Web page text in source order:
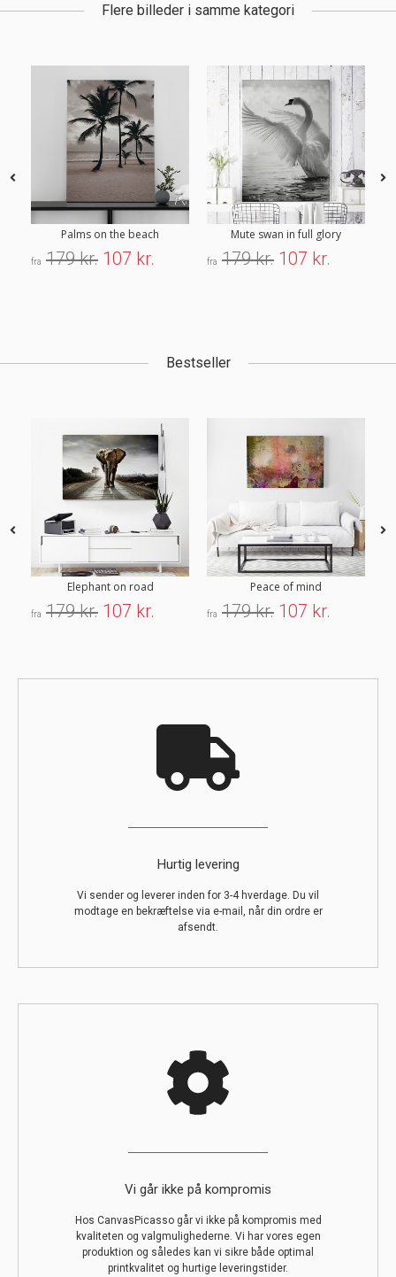
Flere billeder i samme kategori
Palms on the beach
fra 179 kr. 107 kr.
Mute swan in full glory
fra 179 kr. 107 kr.
Bestseller
Elephant on road
fra 179 kr. 107 kr.
Peace of mind
fra 179 kr. 107 kr.
Hurtig levering
Vi sender og leverer inden for 3-4 hverdage. Du vil
modtage en bekræftelse via e-mail, når din ordre er
afsendt.
Vi går ikke på kompromis
Hos CanvasPicasso går vi ikke på kompromis med
kvaliteten og valgmulighederne. Vi har vores egen
produktion og således kan vi sikre både optimal
printkvalitet og hurtige leveringstider.